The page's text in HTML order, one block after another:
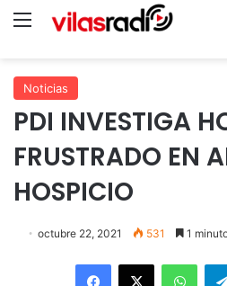
Menú
Noticias
PDI INVESTIGA
FRUSTRADO EN
HOSPICIO
octubre 22, 2021 531 1
Facebook
X